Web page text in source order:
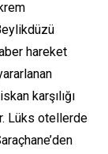
hareket
karşılığı
Lüks otellerde